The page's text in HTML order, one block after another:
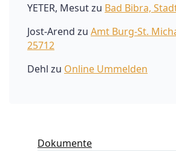
YETER, Mesutzu Bad Bibra,
Jost-Arend zu Amt Burg-St.
25712
Dehl zu Online Ummelden
Dokumente